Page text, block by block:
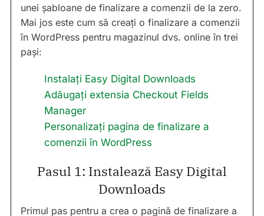
unei șabloane de finalizare a comenzii de la zero.
Mai jos este cum să creați o finalizare a comenzii
în WordPress pentru magazinul dvs. online în trei
pași:
Instalați Easy Digital Downloads
Adăugați extensia Checkout Fields
Manager
Personalizați pagina de finalizare a
comenzii în WordPress
Pasul 1: Instalează Easy Digital
Downloads
Primul pas pentru a crea o pagină de finalizare a